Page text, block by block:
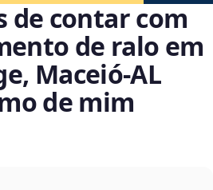
de contar com
de ralo em
Maceió‑AL
de mim